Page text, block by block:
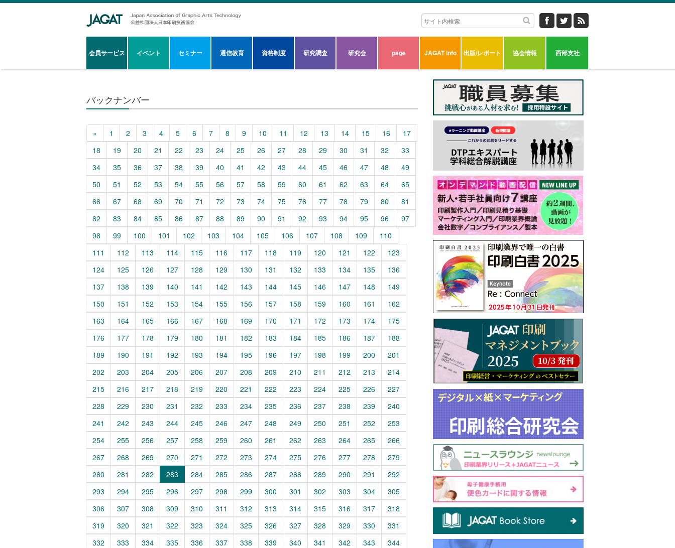
会員サービス イベント セミナー 通信教育 資格制度 研究調査 研究会 page JAGAT info 出版/レポート 協会情報 西部支社
バックナンバー
« 1 2 3 4 5 6 7 8 9 10 11 12 13 14 15 16
17
18
19 20 21 22 23 24 25 26 27 28 29 30 31 32
33
34
35 36 37 38 39 40 41 42 43 44 45 46 47 48
49
50
51 52 53 54 55 56 57 58 59 60 61 62 63 64
65
66
67 68 69 70 71 72 73 74 75 76 77 78 79 80
81
82
83 84 85 86 87 88 89 90 91 92 93 94 95 96
97
98
99 100 101 102 103 104 105 106 107 108 109
110
111
112 113 114 115 116 117 118 119 120 121 122
123
124
125 126 127 128 129 130 131 132 133 134 135
136
137
138 139 140 141 142 143 144 145 146 147 148
149
150
151 152 153 154 155 156 157 158 159 160 161
162
163
164 165 166 167 168 169 170 171 172 173 174
175
176
177 178 179 180 181 182 183 184 185 186 187
188
189
190 191 192 193 194 195 196 197 198 199 200
201
202
203 204 205 206 207 208 209 210 211 212 213
214
215
216 217 218 219 220 221 222 223 224 225 226
227
228
229 230 231 232 233 234 235 236 237 238 239
240
241
242 243 244 245 246 247 248 249 250 251 252
253
254
255 256 257 258 259 260 261 262 263 264 265
266
267
268 269 270 271 272 273 274 275 276 277 278
279
280
281 282 283 284 285 286 287 288 289 290 291
292
293
294 295 296 297 298 299 300 301 302 303 304
305
306
307 308 309 310 311 312 313 314 315 316 317
318
319
320 321 322 323 324 325 326 327 328 329 330
331
332
333 334 335 336 337 338 339 340 341 342 343
344